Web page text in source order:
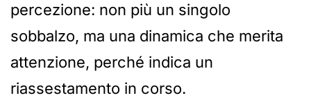
percezione: non più un singolo
sobbalzo, ma una dinamica che merita
attenzione, perché indica un
riassestamento in corso.